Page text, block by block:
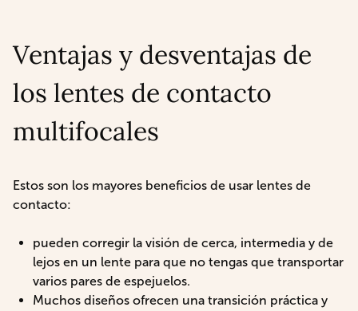
Ventajas y desventajas de
los lentes de contacto
multifocales
Estos son los mayores beneficios de usar lentes de
contacto:
pueden corregir la visión de cerca, intermedia y de
lejos en un lente para que no tengas que transportar
varios pares de espejuelos.
Muchos diseños ofrecen una transición práctica y